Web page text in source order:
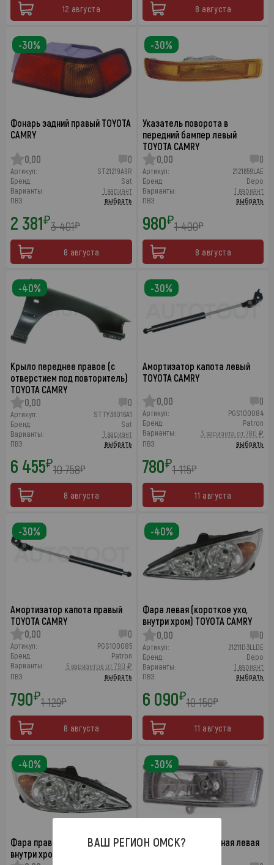
12 августа 8 августа
Фонарь задний правый TOYOTA
CAMRY
0,00 0
Артикул:
ST21219A9R
Бренд:
Sat
Варианты:
1 вариант
ПВЗ:
выбрать
2 381₽3 401₽
8 августа
-30%
Указатель поворота в
передний бампер левый
TOYOTA CAMRY
0,00
0
Артикул:
2121659LAE
Бренд:
Depo
Варианты:
1 вариант
ПВЗ:
выбрать
980₽1 400₽
8 августа
-30%
Крыло переднее правое (с
отверстием под повторитель)
TOYOTA CAMRY
0,00
0
Артикул:
STTY36016A1
Бренд:
Sat
Варианты:
1 вариант
ПВЗ:
выбрать
6 455₽10 758₽
8 августа
-40%
Амортизатор капота левый
TOYOTA CAMRY
0,00
0
Артикул:
PGS100084
Бренд:
Patron
Варианты:
3 варианта от 780 ₽
ПВЗ:
выбрать
780₽1 115₽
11 августа
-30%
Амортизатор капота правый
TOYOTA CAMRY
0,00
0
Артикул:
PGS100085
Бренд:
Patron
Варианты:
5 вариантов от 790 ₽
ПВЗ:
выбрать
790₽1 129₽
8 августа
-30%
Фара левая (короткое ухо,
внутри хром) TOYOTA CAMRY
0,00
0
Артикул:
21211D3LLDE
Бренд:
Depo
Варианты:
1 вариант
ПВЗ:
выбрать
6 090₽10 150₽
11 августа
-40%
Фара правая (короткое ухо,
внутри хром) TOYOTA CAMRY
-40%
Фара противотуманная левая
-30%
ВАШ РЕГИОН ОМСК?